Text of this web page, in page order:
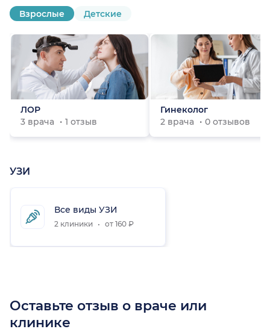
Взрослые Детские
ЛОР
3 врача
1 отзыв
Гинеколог
2 врача
0 отзывов
УЗИ
Все виды УЗИ
2 клиники от 160 ₽
Оставьте отзыв о враче или
клинике